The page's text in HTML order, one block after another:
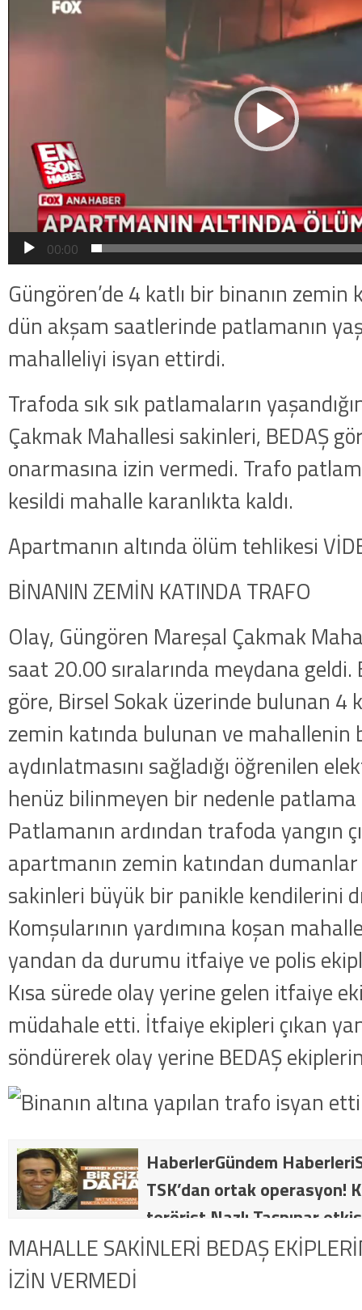
00:00
Güngören’de 4 katlı bir binanın zemin
dün akşam saatlerinde patlamanın
mahalleliyi isyan ettirdi.
Trafoda sık sık patlamaların
Çakmak Mahallesi sakinleri, BEDAŞ
onarmasına izin vermedi. Trafo
kesildi mahalle karanlıkta kaldı.
Apartmanın altında ölüm tehlikesi
BİNANIN ZEMİN KATINDA TRAFO
Olay, Güngören Mareşal Çakmak
saat 20.00 sıralarında meydana
göre, Birsel Sokak üzerinde bulunan 4
zemin katında bulunan ve mahallenin
aydınlatmasını sağladığı öğrenilen
henüz bilinmeyen bir nedenle
Patlamanın ardından trafoda yangın
apartmanın zemin katından dumanlar
sakinleri büyük bir panikle kendilerini
Komşularının yardımına koşan
yandan da durumu itfaiye ve polis
Kısa sürede olay yerine gelen itfaiye
müdahale etti. İtfaiye ekipleri çıkan
söndürerek olay yerine BEDAŞ
HaberlerGündem
TSK’dan ortak operasyon!
terörist Nazlı Taşpınar
dakika: MİT ve TSK’dan
kategorideki terörist Nazlı
MAHALLE SAKİNLERİ BEDAŞ
İZİN VERMEDİ